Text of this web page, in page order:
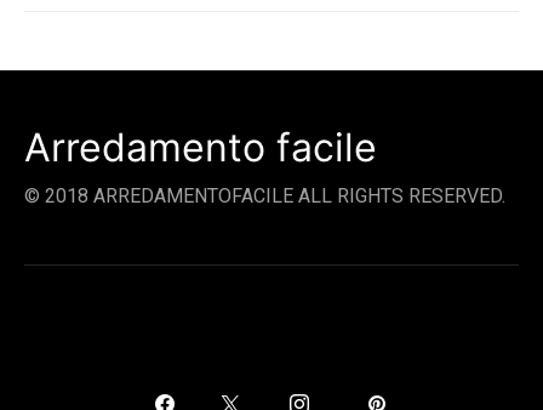
Arredamento facile
© 2018 ARREDAMENTOFACILE ALL RIGHTS RESERVED.